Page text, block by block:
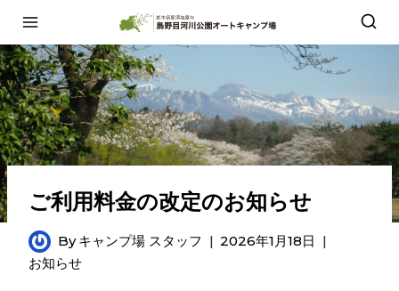
ご利用料金の改定のお知らせ
By キャンプ場 スタッフ
2026年1月18日
お知らせ